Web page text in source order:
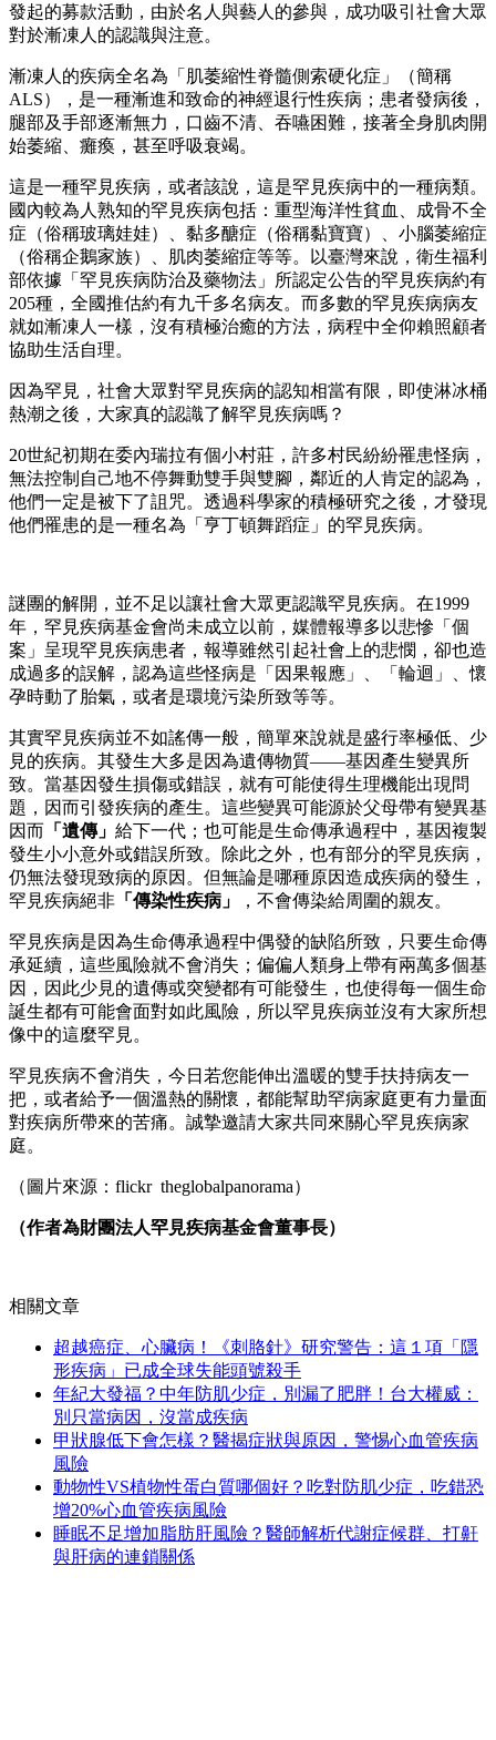
發起的募款活動，由於名人與藝人的參與，成功吸引社會大眾
對於漸凍人的認識與注意。
漸凍人的疾病全名為「肌萎縮性脊髓側索硬化症」（簡稱
ALS），是一種漸進和致命的神經退行性疾病；患者發病後，
腿部及手部逐漸無力，口齒不清、吞嚥困難，接著全身肌肉開
始萎縮、癱瘓，甚至呼吸衰竭。
這是一種罕見疾病，或者該說，這是罕見疾病中的一種病類。
國內較為人熟知的罕見疾病包括：重型海洋性貧血、成骨不全
症（俗稱玻璃娃娃）、黏多醣症（俗稱黏寶寶）、小腦萎縮症
（俗稱企鵝家族）、肌肉萎縮症等等。以臺灣來說，衛生福利
部依據「罕見疾病防治及藥物法」所認定公告的罕見疾病約有
205種，全國推估約有九千多名病友。而多數的罕見疾病病友
就如漸凍人一樣，沒有積極治癒的方法，病程中全仰賴照顧者
協助生活自理。
因為罕見，社會大眾對罕見疾病的認知相當有限，即使淋冰桶
熱潮之後，大家真的認識了解罕見疾病嗎？
20世紀初期在委內瑞拉有個小村莊，許多村民紛紛罹患怪病，
無法控制自己地不停舞動雙手與雙腳，鄰近的人肯定的認為，
他們一定是被下了詛咒。透過科學家的積極研究之後，才發現
他們罹患的是一種名為「亨丁頓舞蹈症」的罕見疾病。
謎團的解開，並不足以讓社會大眾更認識罕見疾病。在1999
年，罕見疾病基金會尚未成立以前，媒體報導多以悲慘「個
案」呈現罕見疾病患者，報導雖然引起社會上的悲憫，卻也造
成過多的誤解，認為這些怪病是「因果報應」、「輪迴」、懷
孕時動了胎氣，或者是環境污染所致等等。
其實罕見疾病並不如謠傳一般，簡單來說就是盛行率極低、少
見的疾病。其發生大多是因為遺傳物質——基因產生變異所
致。當基因發生損傷或錯誤，就有可能使得生理機能出現問
題，因而引發疾病的產生。這些變異可能源於父母帶有變異基
因而 「遺傳」 給下一代；也可能是生命傳承過程中，基因複製
發生小小意外或錯誤所致。除此之外，也有部分的罕見疾病，
仍無法發現致病的原因。但無論是哪種原因造成疾病的發生，
罕見疾病絕非 「傳染性疾病」 ，不會傳染給周圍的親友。
罕見疾病是因為生命傳承過程中偶發的缺陷所致，只要生命傳
承延續，這些風險就不會消失；偏偏人類身上帶有兩萬多個基
因，因此少見的遺傳或突變都有可能發生，也使得每一個生命
誕生都有可能會面對如此風險，所以罕見疾病並沒有大家所想
像中的這麼罕見。
罕見疾病不會消失，今日若您能伸出溫暖的雙手扶持病友一
把，或者給予一個溫熱的關懷，都能幫助罕病家庭更有力量面
對疾病所帶來的苦痛。誠摯邀請大家共同來關心罕見疾病家
庭。
（圖片來源：flickr theglobalpanorama）
（作者為財團法人罕見疾病基金會董事長）
相關文章
超越癌症、心臟病！《刺胳針》研究警告：這１項「隱
形疾病」已成全球失能頭號殺手
年紀大發福？中年防肌少症，別漏了肥胖！台大權威：
別只當病因，沒當成疾病
甲狀腺低下會怎樣？醫揭症狀與原因，警惕心血管疾病
風險
動物性VS植物性蛋白質哪個好？吃對防肌少症，吃錯恐
增20%心血管疾病風險
睡眠不足增加脂肪肝風險？醫師解析代謝症候群、打鼾
與肝病的連鎖關係